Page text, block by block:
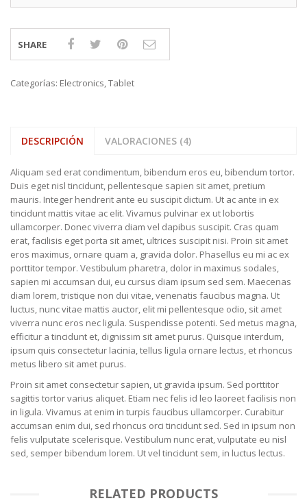
SHARE
Categorías: Electronics,Tablet
DESCRIPCIÓN VALORACIONES (4)
Aliquam sed erat condimentum, bibendum eros eu, bibendum tortor.
Duis eget nisl tincidunt, pellentesque sapien sit amet, pretium
mauris. Integer hendrerit ante eu suscipit dictum. Ut ac ante in ex
tincidunt mattis vitae ac elit. Vivamus pulvinar ex ut lobortis
ullamcorper. Donec viverra diam vel dapibus suscipit. Cras quam
erat, facilisis eget porta sit amet, ultrices suscipit nisi. Proin sit amet
eros maximus, ornare quam a, gravida dolor. Phasellus eu mi ac ex
porttitor tempor. Vestibulum pharetra, dolor in maximus sodales,
sapien mi accumsan dui, eu cursus diam ipsum sed sem. Maecenas
diam lorem, tristique non dui vitae, venenatis faucibus magna. Ut
luctus, nunc vitae mattis auctor, elit mi pellentesque odio, sit amet
viverra nunc eros nec ligula. Suspendisse potenti. Sed metus magna,
efficitur a tincidunt et, dignissim sit amet purus. Quisque interdum,
ipsum quis consectetur lacinia, tellus ligula ornare lectus, et rhoncus
metus libero sit amet purus.
Proin sit amet consectetur sapien, ut gravida ipsum. Sed porttitor
sagittis tortor varius aliquet. Etiam nec felis id leo laoreet facilisis non
in ligula. Vivamus at enim in turpis faucibus ullamcorper. Curabitur
accumsan enim dui, sed rhoncus orci tincidunt sed. Sed in ipsum non
felis vulputate scelerisque. Vestibulum nunc erat, vulputate eu nisl
sed, semper bibendum lorem. Ut vel tincidunt sem, in luctus lectus.
RELATED PRODUCTS